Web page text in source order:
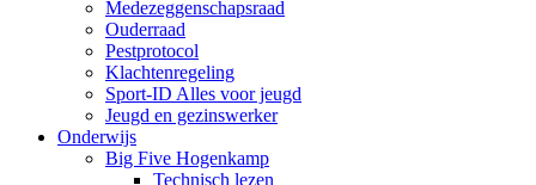
Medezeggenschapsraad
Ouderraad
Pestprotocol
Klachtenregeling
Sport-ID Alles voor jeugd
Jeugd en gezinswerker
Onderwijs
Big Five Hogenkamp
Technisch lezen